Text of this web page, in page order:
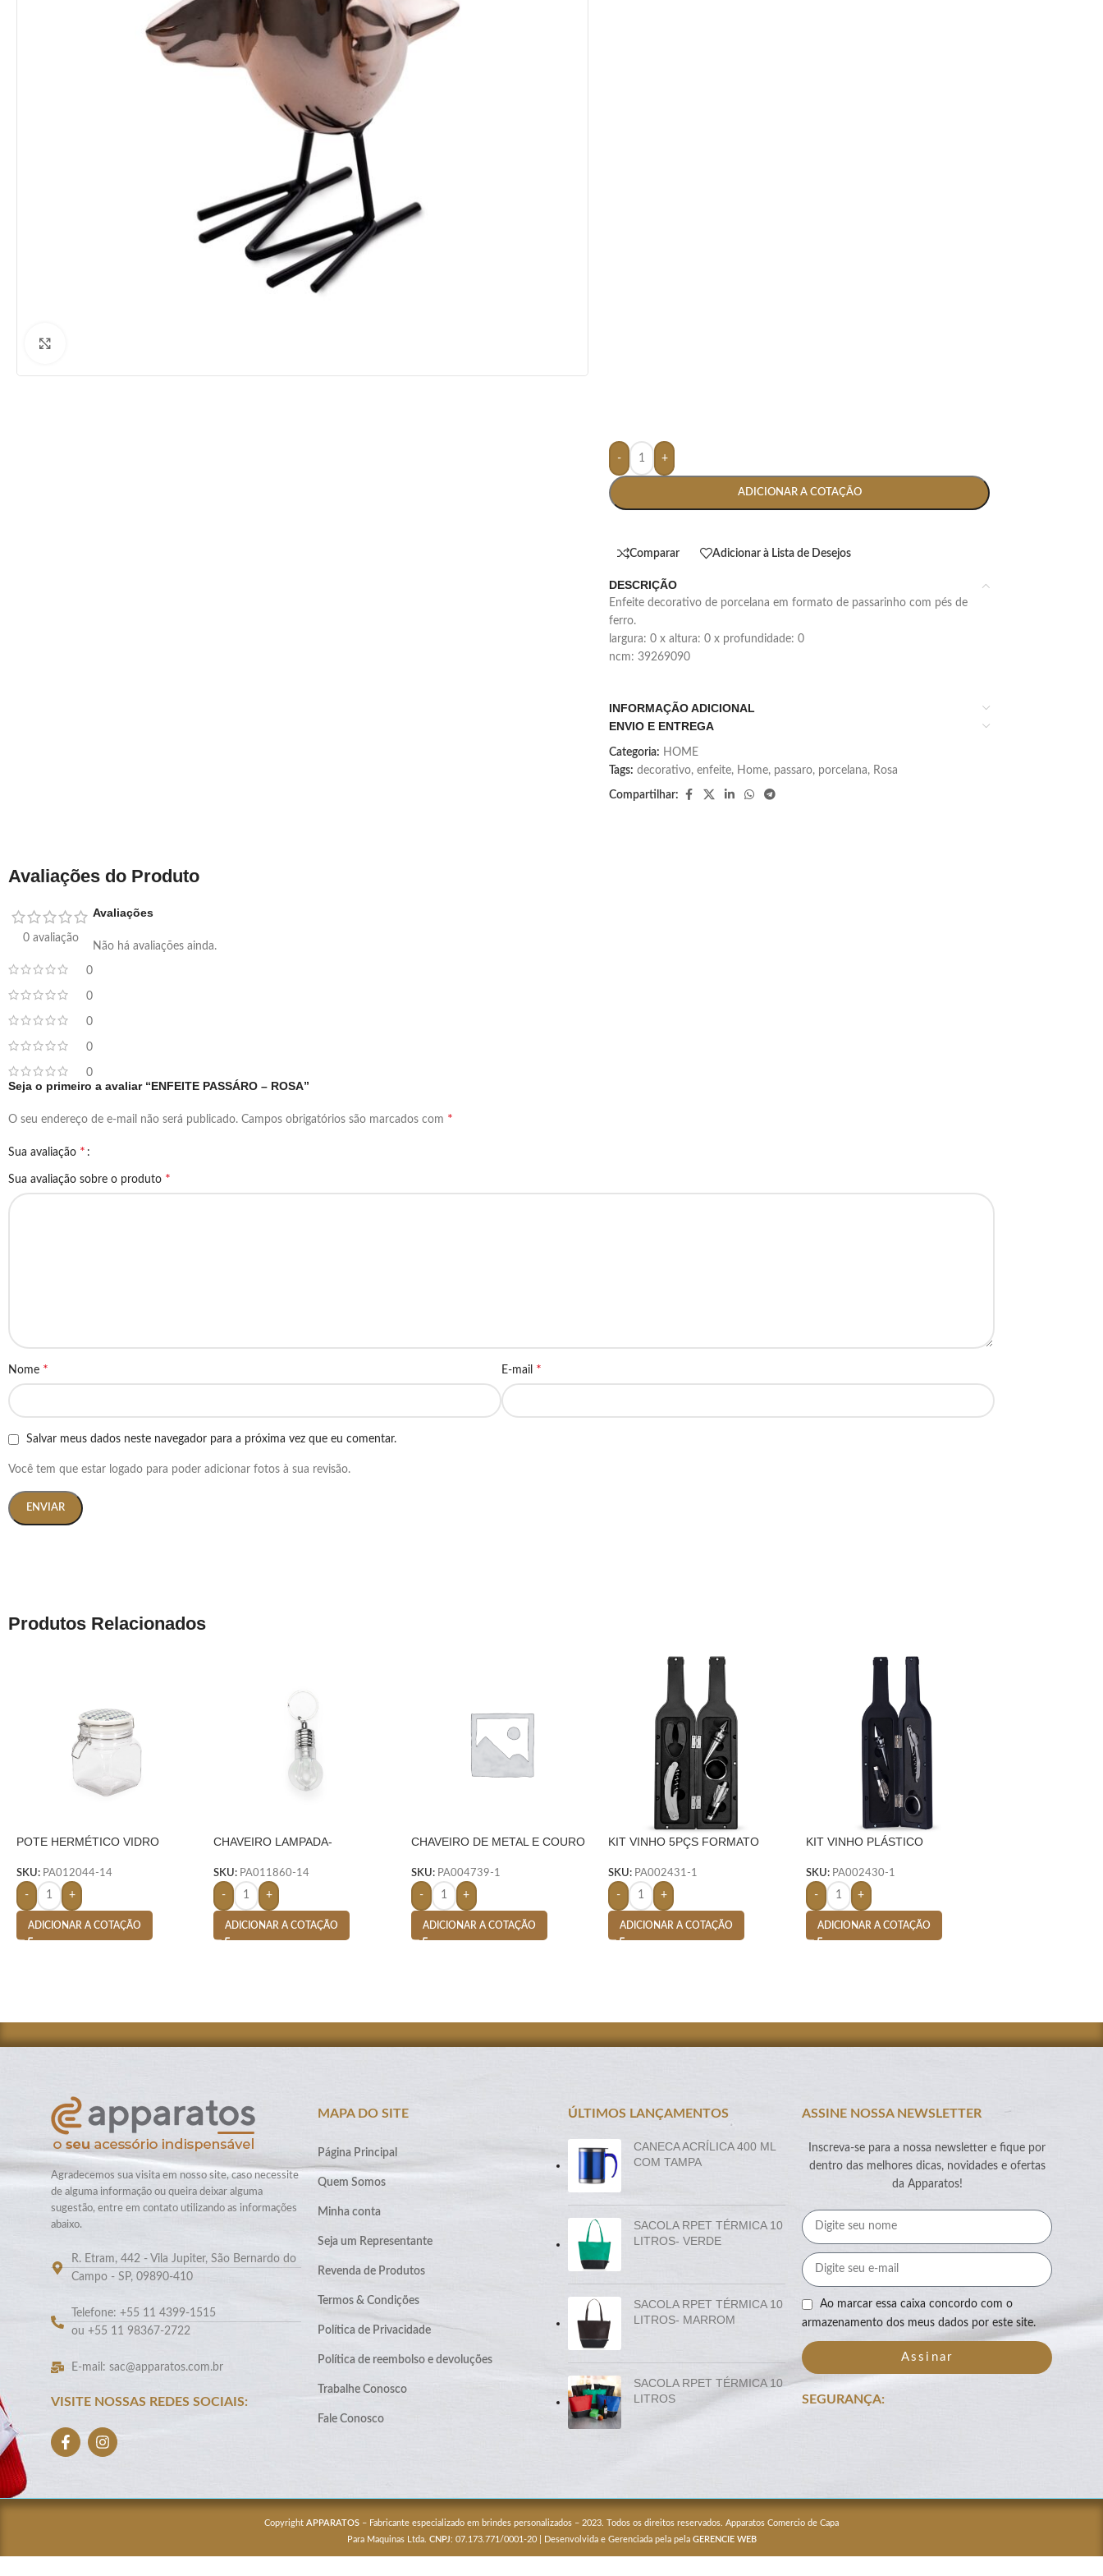
- +
ADICIONAR A COTAÇÃO
Comparar Adicionar à Lista de Desejos
DESCRIÇÃO
enfeite decorativo de porcelana em formato de passarinho com pés de
ferro.
largura: 0 x altura: 0 x profundidade: 0
ncm: 39269090
INFORMAÇÃO ADICIONAL
ENVIO E ENTREGA
Categoria: HOME
Tags: decorativo, enfeite, Home, passaro, porcelana, Rosa
Compartilhar:
Avaliações do Produto
0 avaliação
0
0
0
0
0
Avaliações
Não há avaliações ainda.
Seja o primeiro a avaliar “ENFEITE PASSÁRO – ROSA”
O seu endereço de e-mail não será publicado. Campos obrigatórios são marcados com *
Sua avaliação *
Sua avaliação sobre o produto *
Nome * E-mail *
Salvar meus dados neste navegador para a próxima vez que eu comentar.
Você tem que estar logado para poder adicionar fotos à sua revisão.
Produtos Relacionados
POTE HERMÉTICO VIDRO
SKU: PA012044-14
- +
ADICIONAR A COTAÇÃO
CHAVEIRO LAMPADA-
SKU: PA011860-14
- +
ADICIONAR A COTAÇÃO
CHAVEIRO DE METAL E COURO
SKU: PA004739-1
- +
ADICIONAR A COTAÇÃO
KIT VINHO 5PÇS FORMATO
SKU: PA002431-1
- +
ADICIONAR A COTAÇÃO
KIT VINHO PLÁSTICO
FORMATO GARRAFA – PRETO
SKU: PA002430-1
- +
ADICIONAR A COTAÇÃO
Agradecemos sua visita em nosso site, caso necessite
de alguma informação ou queira deixar alguma
sugestão, entre em contato utilizando as informações
abaixo.
R. Etram, 442 - Vila Jupiter, São Bernardo do
Campo - SP, 09890-410
Telefone: +55 11 4399-1515
ou +55 11 98367-2722
E-mail: sac@apparatos.com.br
VISITE NOSSAS REDES SOCIAIS:
MAPA DO SITE
Página Principal
Quem Somos
Minha conta
Seja um Representante
Revenda de Produtos
Termos & Condições
Política de Privacidade
Política de reembolso e devoluções
Trabalhe Conosco
Fale Conosco
ÚLTIMOS LANÇAMENTOS
CANECA ACRÍLICA 400 ML
COM TAMPA
SACOLA RPET TÉRMICA 10
LITROS- VERDE
SACOLA RPET TÉRMICA 10
LITROS- MARROM
SACOLA RPET TÉRMICA 10
LITROS
ASSINE NOSSA NEWSLETTER
Inscreva-se para a nossa newsletter e fique por
dentro das melhores dicas, novidades e ofertas
da Apparatos!
Ao marcar essa caixa concordo com o
armazenamento dos meus dados por este site.
Assinar
SEGURANÇA:
Copyright APPARATOS – Fabricante especializado em brindes personalizados – 2023. Todos os direitos reservados. Apparatos Comercio de Capa
Para Maquinas Ltda. CNPJ: 07.173.771/0001-20 | Desenvolvida e Gerenciada pela pela GERENCIE WEB